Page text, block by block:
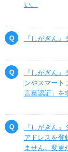
い。
『しがぎん
『しがぎん
ンやスマート
言葉認証」を
『しがぎん
アドレスを登
ません。変更